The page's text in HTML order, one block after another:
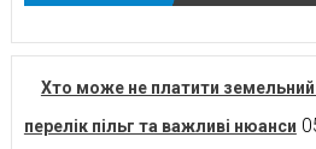
Хто може не платити земельний
перелік пільг та важливі нюанси